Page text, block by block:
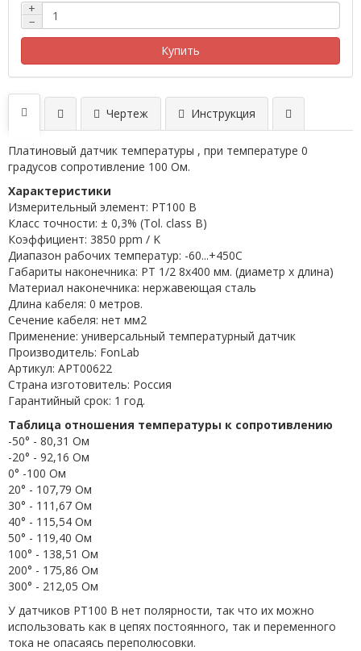
+
−
Купить
Чертеж Инструкция
Платиновый датчик температуры , при температуре 0
градусов сопротивление 100 Ом.
Характеристики
Измерительный элемент: PT100 B
Класс точности: ± 0,3% (Tol. class B)
Коэффициент: 3850 ppm / K
Диапазон рабочих температур: -60...+450C
Габариты наконечника: PT 1/2 8x400 мм. (диаметр х длина)
Материал наконечника: нержавеющая сталь
Длина кабеля: 0 метров.
Сечение кабеля: нет мм2
Применение: универсальный температурный датчик
Производитель: FonLab
Артикул: APT00622
Страна изготовитель: Россия
Гарантийный срок: 1 год.
Таблица отношения температуры к сопротивлению
-50° - 80,31 Ом
-20° - 92,16 Ом
0° -100 Ом
20° - 107,79 Ом
30° - 111,67 Ом
40° - 115,54 Ом
50° - 119,40 Ом
100° - 138,51 Ом
200° - 175,86 Ом
300° - 212,05 Ом
У датчиков PT100 B нет полярности, так что их можно
использовать как в цепях постоянного, так и переменного
тока не опасаясь переполюсовки.